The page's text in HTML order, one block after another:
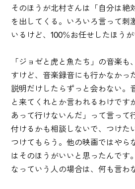
そのほうが北村さんは「自分は絶
を出してくる。いろいろ言って刺
いるけど、100％お任せしたほう
「ジョゼと虎と魚たち」の音楽
すけど、音楽録音にも行かなかっ
説明だけしたらずっと会わない。
と来てくれとか言われるわけです
あって行けないんだ」って言って
付けるかも相談しないで、つけた
つけてもらう。他の映画ではやら
はそのほうがいいと思ったんです
なっていう人の場合は、何も言わ